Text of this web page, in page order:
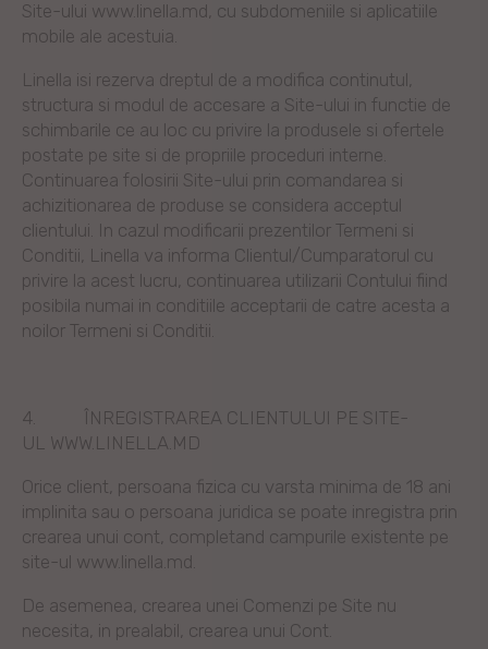
Site-ului www.linella.md, cu subdomeniile si aplicatiile
mobile ale acestuia.
Linella isi rezerva dreptul de a modifica continutul,
structura si modul de accesare a Site-ului in functie de
schimbarile ce au loc cu privire la produsele si ofertele
postate pe site si de propriile proceduri interne.
Continuarea folosirii Site-ului prin comandarea si
achizitionarea de produse se considera acceptul
clientului. In cazul modificarii prezentilor Termeni si
Conditii, Linella va informa Clientul/Cumparatorul cu
privire la acest lucru, continuarea utilizarii Contului fiind
posibila numai in conditiile acceptarii de catre acesta a
noilor Termeni si Conditii.
4. ÎNREGISTRAREA CLIENTULUI PE SITE-
UL WWW.LINELLA.MD
Orice client, persoana fizica cu varsta minima de 18 ani
implinita sau o persoana juridica se poate inregistra prin
crearea unui cont, completand campurile existente pe
site-ul www.linella.md.
De asemenea, crearea unei Comenzi pe Site nu
necesita, in prealabil, crearea unui Cont.